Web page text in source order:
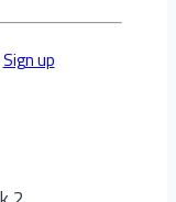
Sign up